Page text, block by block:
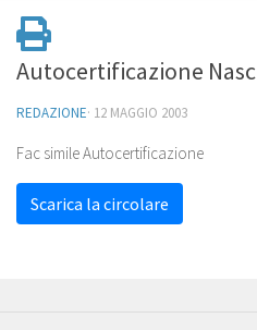
Autocertificazione
REDAZIONE· 12 MAGGIO 2003
Fac simile Autocertificazione
Scarica la circolare